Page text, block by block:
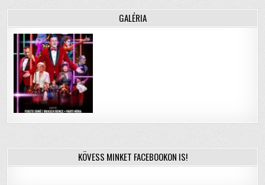
GALÉRIA
KÖVESS MINKET FACEBOOKON IS!